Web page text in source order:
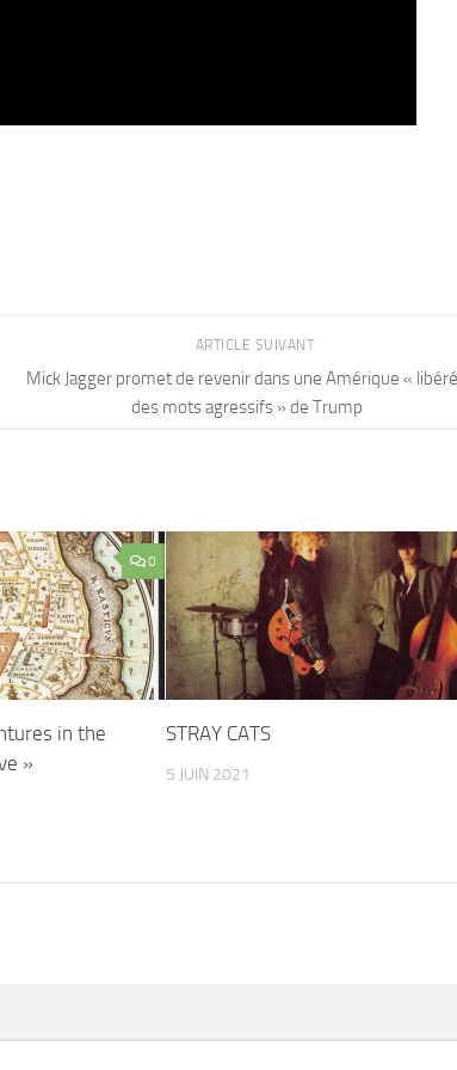
ARTICLE SUIVANT
Mick Jagger promet de revenir dans une Amérique «
des mots agressifs » de Trump
0
in the
»
STRAY CATS
5 JUIN 2021